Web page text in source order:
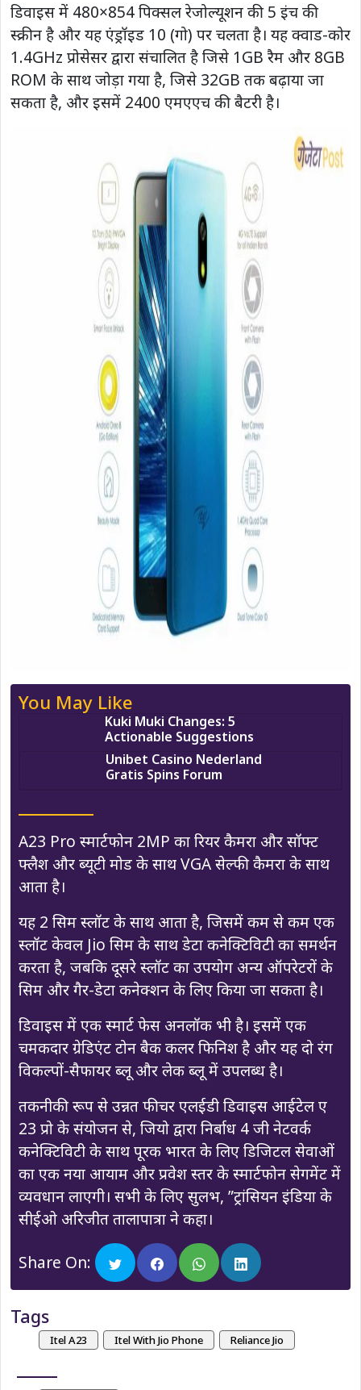
डिवाइस में 480×854 पिक्सल रेजोल्यूशन की 5 इंच की
स्क्रीन है और यह एंड्रॉइड 10 (गो) पर चलता है। यह क्वाड-कोर
1.4GHz प्रोसेसर द्वारा संचालित है जिसे 1GB रैम और 8GB
ROM के साथ जोड़ा गया है, जिसे 32GB तक बढ़ाया जा
सकता है, और इसमें 2400 एमएएच की बैटरी है।
You May Like
Kuki Muki Changes: 5
Actionable Suggestions
Unibet Casino Nederland
Gratis Spins Forum
A23 Pro स्मार्टफोन 2MP का रियर कैमरा और सॉफ्ट
फ्लैश और ब्यूटी मोड के साथ VGA सेल्फी कैमरा के साथ
आता है।
यह 2 सिम स्लॉट के साथ आता है, जिसमें कम से कम एक
स्लॉट केवल Jio सिम के साथ डेटा कनेक्टिविटी का समर्थन
करता है, जबकि दूसरे स्लॉट का उपयोग अन्य ऑपरेटरों के
सिम और गैर-डेटा कनेक्शन के लिए किया जा सकता है।
डिवाइस में एक स्मार्ट फेस अनलॉक भी है। इसमें एक
चमकदार ग्रेडिएंट टोन बैक कलर फिनिश है और यह दो रंग
विकल्पों-सैफायर ब्लू और लेक ब्लू में उपलब्ध है।
तकनीकी रूप से उन्नत फीचर एलईडी डिवाइस आईटेल ए
23 प्रो के संयोजन से, जियो द्वारा निर्बाध 4 जी नेटवर्क
कनेक्टिविटी के साथ पूरक भारत के लिए डिजिटल सेवाओं
का एक नया आयाम और प्रवेश स्तर के स्मार्टफोन सेगमेंट में
व्यवधान लाएगी। सभी के लिए सुलभ, ”ट्रांसियन इंडिया के
सीईओ अरिजीत तालापात्रा ने कहा।
Share On:
Tags
Itel A23 Itel With Jio Phone Reliance Jio